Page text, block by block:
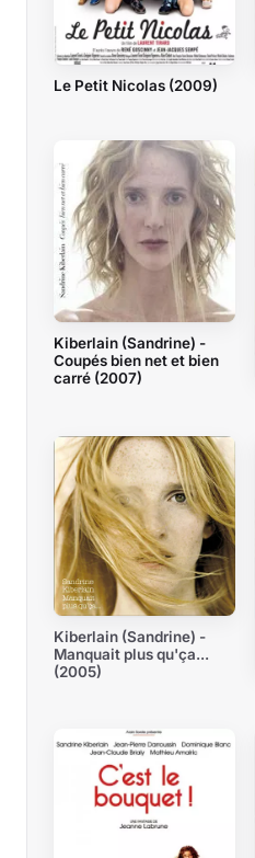
Le Petit Nicolas (2009)
Kiberlain (Sandrine) -
Coupés bien net et bien
carré (2007)
Kiberlain (Sandrine) -
Manquait plus qu'ça...
(2005)